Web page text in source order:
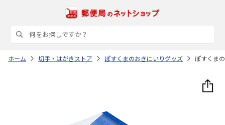
ホーム 切手・はがきストア ぽすくまのおきにいりグッズ ぽすくま